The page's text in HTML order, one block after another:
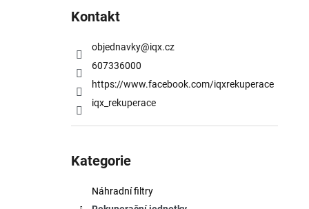
Kontakt
objednavky@iqx.cz
607336000
https://www.facebook.com/iqxrekuperace
iqx_rekuperace
kategorie
Kategorie
Náhradní filtry